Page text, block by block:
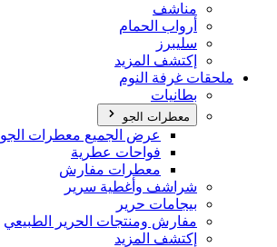
مناشف
أرواب الحمام
سليبرز
إكتشف المزيد
ملحقات غرفة النوم
بطانيات
معطرات الجو
عرض الجميع معطرات الجو
فواحات عطرية
معطرات مفارش
شراشف وأغطية سرير
بيجامات حرير
مفارش ومنتجات الحرير الطبيعي
إكتشف المزيد